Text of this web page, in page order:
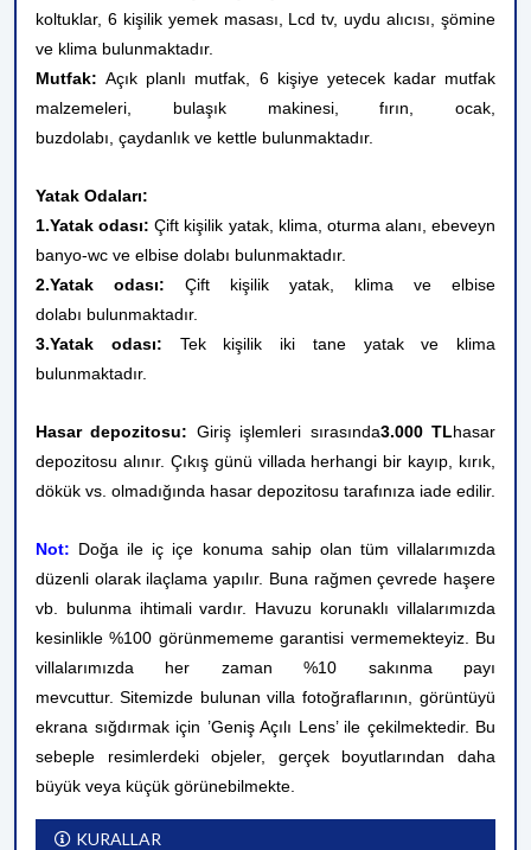
koltuklar, 6 kişilik yemek masası, Lcd tv, uydu alıcısı, şömine
ve klima bulunmaktadır.
Mutfak: Açık planlı mutfak, 6 kişiye yetecek kadar mutfak
malzemeleri, bulaşık makinesi, fırın, ocak,
buzdolabı, çaydanlık ve kettle bulunmaktadır.
Yatak Odaları:
1.Yatak odası:Çift kişilik yatak, klima, oturma alanı, ebeveyn
banyo-wc ve elbise dolabı bulunmaktadır.
2.Yatak odası: Çift kişilik yatak , klima ve elbise
dolabı bulunmaktadır.
3.Yatak odası: Tek kişilik iki tane yatak ve klima
bulunmaktadır.
Hasar depozitosu: Giriş işlemleri sırasında3.000 TLhasar
depozitosu alınır. Çıkış günü villada herhangi bir kayıp, kırık,
dökük vs. olmadığında hasar depozitosu tarafınıza iade edilir.
Not: Doğa ile iç içe konuma sahip olan tüm villalarımızda
düzenli olarak ilaçlama yapılır. Buna rağmen çevrede haşere
vb. bulunma ihtimali vardır. Havuzu korunaklı villalarımızda
kesinlikle %100 görünmememe garantisi vermemekteyiz. Bu
villalarımızda her zaman %10 sakınma payı
mevcuttur. Sitemizde bulunan villa fotoğraflarının, görüntüyü
ekrana sığdırmak için ’Geniş Açılı Lens’ ile çekilmektedir. Bu
sebeple resimlerdeki objeler, gerçek boyutlarından daha
büyük veya küçük görünebilmekte.
KURALLAR